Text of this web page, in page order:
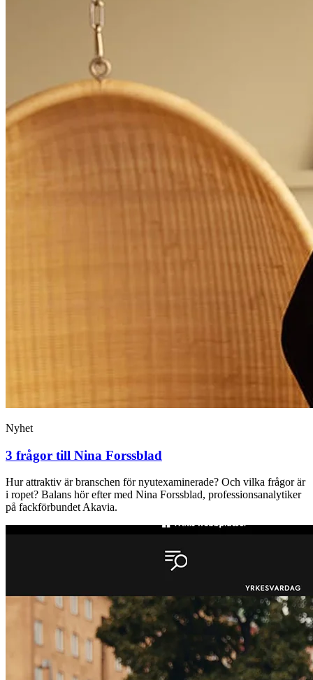
Nyhet
3 frågor till Nina Forssblad
Hur attraktiv är branschen för nyutexaminerade? Och ­vilka frågor är
i ropet? Balans hör efter med Nina Forssblad, professionsanalytiker
på fackförbundet Akavia.